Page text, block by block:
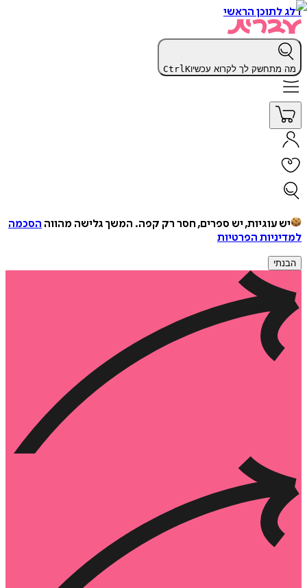
דלג לתוכן הראשי
מה מתחשק לך לקרוא עכשיו CtrlK
יש עוגיות, יש ספרים, חסר רק קפה. המשך גלישה מהווה הסכמה
למדיניות הפרטיות
הבנתי